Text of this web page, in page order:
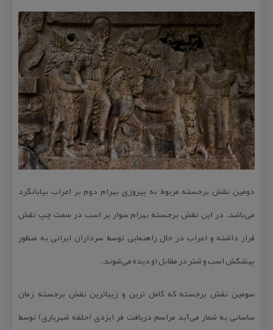
دومین نقش برجسته مربوط به پیروزی بهرام دوم بر اعراب بیابانگرد
می‌باشد. در این نقش برجسته بهرام سوار بر اسب در سمت چپ نقش
قرار داشته و اعراب در حال راهنمایی توسط سرداران ایرانی به منظور
پیشكش اسب و شتر در مقابل او دیده می‌شوند.
سومین نقش برجسته كه كامل ترین و زیباترین نقش برجسته زمان
ساسانی به شمار می‌آید مراسم دریافت فر ایزدی (حلقه شهریاری) توسط